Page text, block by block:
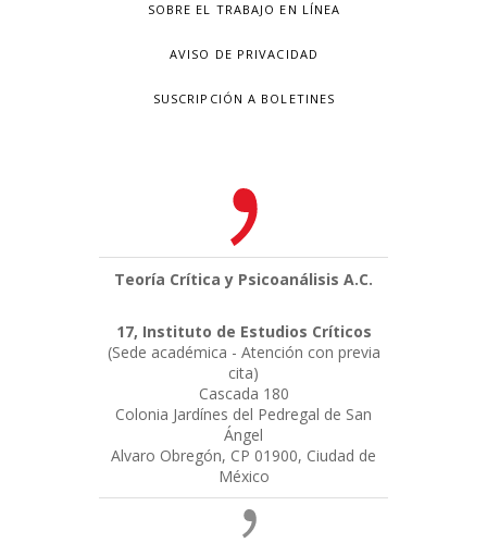
SOBRE EL TRABAJO EN LÍNEA
AVISO DE PRIVACIDAD
SUSCRIPCIÓN A BOLETINES
Teoría Crítica y Psicoanálisis A.C.
17, Instituto de Estudios Críticos
(Sede académica - Atención con previa
cita)
Cascada 180
Colonia Jardínes del Pedregal de San
Ángel
Alvaro Obregón, CP 01900, Ciudad de
México